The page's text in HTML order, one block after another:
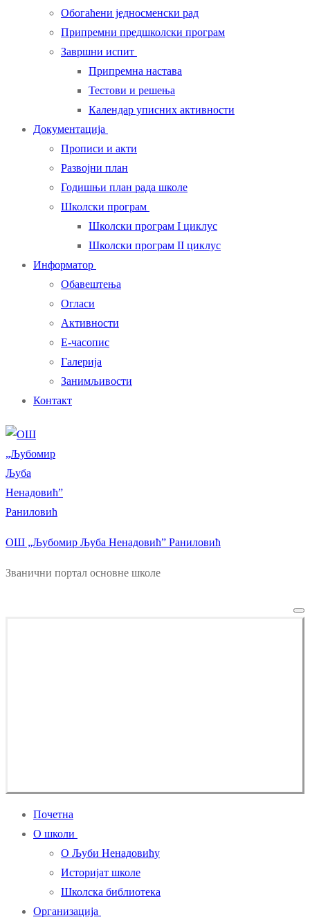
Обогаћени једносменски рад
Припремни предшколски програм
Завршни испит
Припремна настава
Тестови и решења
Календар уписних активности
Документација
Прописи и акти
Развојни план
Годишњи план рада школе
Школски програм
Школски програм I циклус
Школски програм II циклус
Информатор
Обавештења
Огласи
Активности
Е-часопис
Галерија
Занимљивости
Контакт
ОШ „Љубомир Љуба Ненадовић” Раниловић
Званични портал основне школе
Почетна
О школи
О Љуби Ненадовићу
Историјат школе
Школска библиотека
Организација